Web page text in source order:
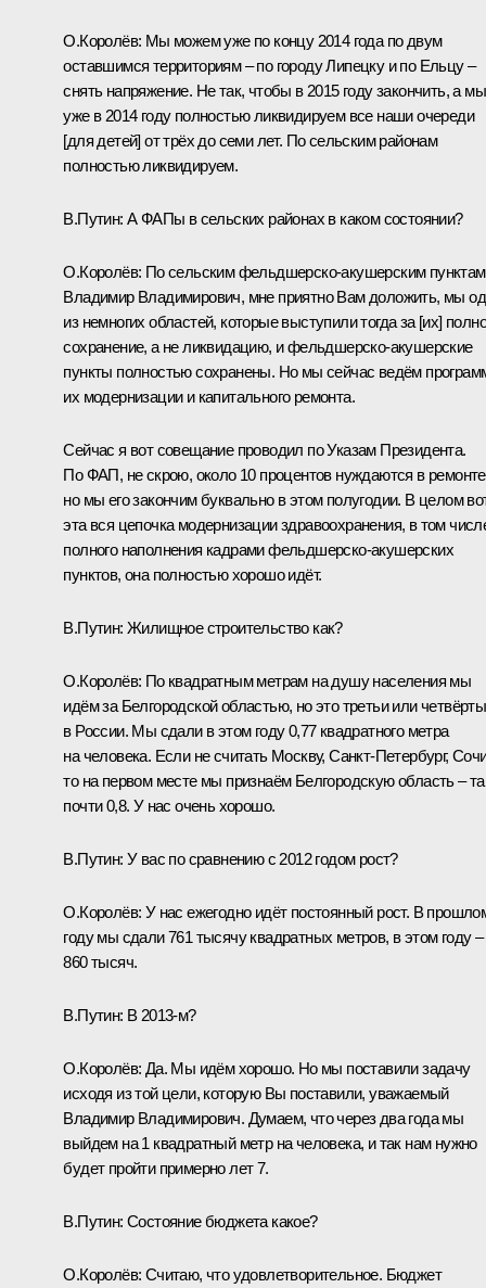
О.Королёв: Мы можем уже по концу 2014 года по двум
оставшимся территориям – по городу Липецку и по Ельцу –
снять напряжение. Не так, чтобы в 2015 году закончить, а мы
уже в 2014 году полностью ликвидируем все наши очереди
[для детей] от трёх до семи лет. По сельским районам
полностью ликвидируем.
В.Путин: А ФАПы в сельских районах в каком состоянии?
О.Королёв: По сельским фельдшерско-акушерским
Владимир Владимирович, мне приятно Вам доложить, мы
из немногих областей, которые выступили тогда за [их]
сохранение, а не ликвидацию, и фельдшерско-акушерские
пункты полностью сохранены. Но мы сейчас ведём
их модернизации и капитального ремонта.
Сейчас я вот совещание проводил по Указам Президента.
По ФАП, не скрою, около 10 процентов нуждаются в
но мы его закончим буквально в этом полугодии. В целом
эта вся цепочка модернизации здравоохранения, в том
полного наполнения кадрами фельдшерско-акушерских
пунктов, она полностью хорошо идёт.
В.Путин: Жилищное строительство как?
О.Королёв: По квадратным метрам на душу населения мы
идём за Белгородской областью, но это третьи или
в России. Мы сдали в этом году 0,77 квадратного метра
на человека. Если не считать Москву, Санкт-Петербург,
то на первом месте мы признаём Белгородскую область –
почти 0,8. У нас очень хорошо.
В.Путин: У вас по сравнению с 2012 годом рост?
О.Королёв: У нас ежегодно идёт постоянный рост. В
году мы сдали 761 тысячу квадратных метров, в этом году –
860 тысяч.
В.Путин: В 2013-м?
О.Королёв: Да. Мы идём хорошо. Но мы поставили задачу
исходя из той цели, которую Вы поставили, уважаемый
Владимир Владимирович. Думаем, что через два года мы
выйдем на 1 квадратный метр на человека, и так нам нужно
будет пройти примерно лет 7.
В.Путин: Состояние бюджета какое?
О.Королёв: Считаю, что удовлетворительное. Бюджет